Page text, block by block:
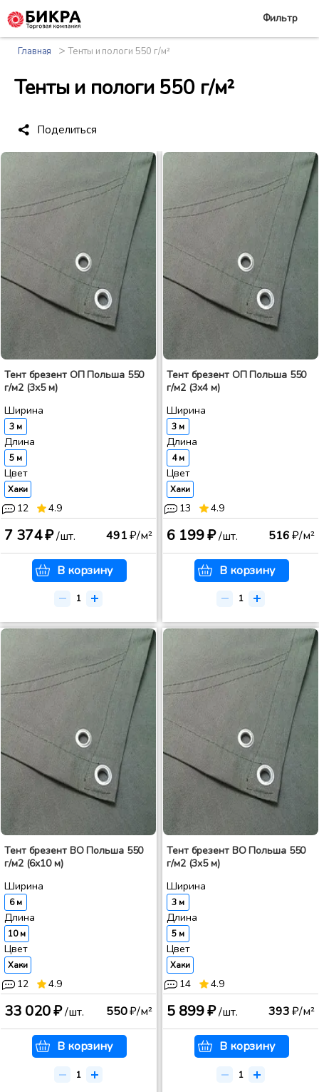
Главная >Тенты и пологи 550 г/м²
Тенты и пологи 550 г/м²
Поделиться
Фильтр
Тент брезент ОП Польша 550
г/м2 (3x5 м)
Ширина
3 м
Длина
5 м
Цвет
Хаки
12 4.9
7 374 ₽/шт. 491₽/м²
В корзину
Тент брезент ОП Польша 550
г/м2 (3x4 м)
Ширина
3 м
Длина
4 м
Цвет
Хаки
13 4.9
6 199 ₽/шт. 516₽/м²
В корзину
Тент брезент ВО Польша 550
г/м2 (6x10 м)
Ширина
6 м
Длина
10 м
Цвет
Хаки
12 4.9
33 020 ₽/шт. 550₽/м²
В корзину
Тент брезент ВО Польша 550
г/м2 (3x5 м)
Ширина
3 м
Длина
5 м
Цвет
Хаки
14 4.9
5 899 ₽/шт. 393₽/м²
В корзину